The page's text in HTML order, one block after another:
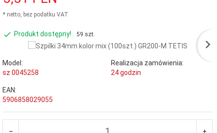
* netto, bez podatku VAT
Produkt dostępny! 59 szt.
Model:
sz 0045258
Realizacja zamówienia:
24 godzin
EAN:
5906858029055